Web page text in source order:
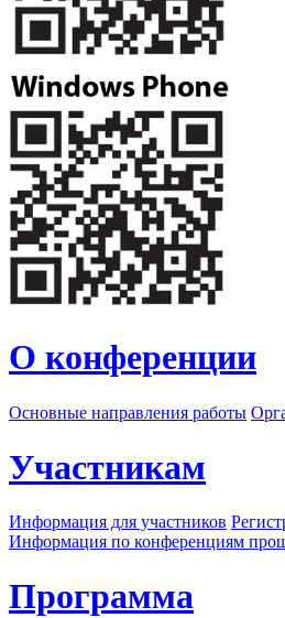
О конференции
Основные направления работы
Участникам
Информация для участников
Информация по конференциям
Программа